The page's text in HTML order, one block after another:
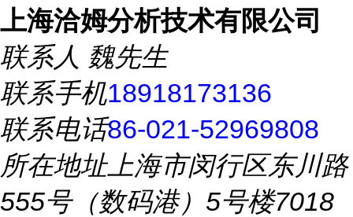
上海洽姆分析技术有限公司
联系人 魏先生
联系手机18918173136
联系电话86-021-52969808
所在地址上海市闵行区东川路
555号（数码港）5号楼7018